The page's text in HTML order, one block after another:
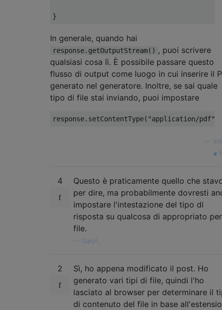
}
In generale, quando hai
response.getOutputStream() , puoi scrivere
qualsiasi cosa lì. È possibile passare questo
flusso di output come luogo in cui inserire il
generato nel generatore. Inoltre, se sai quale
tipo di file stai inviando, puoi impostare
response. setContentType( "application/pdf"
4
Questo è praticamente quello che
per dire, ma probabilmente dovresti
impostare l'intestazione del tipo di
risposta su qualcosa di appropriato
file.
GaryF,
2
Sì, ho appena modificato il post. Ho
generato vari tipi di file, quindi l'ho
lasciato al browser per determinare il
di contenuto del file in base